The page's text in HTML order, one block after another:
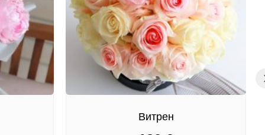
Витрен